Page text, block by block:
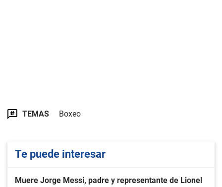
TEMAS Boxeo
Te puede interesar
Muere Jorge Messi, padre y representante de Lionel